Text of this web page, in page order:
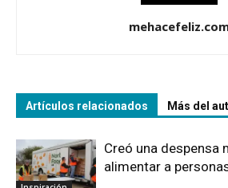
Artículos relacionados Más del
Creó una despensa
alimentar a